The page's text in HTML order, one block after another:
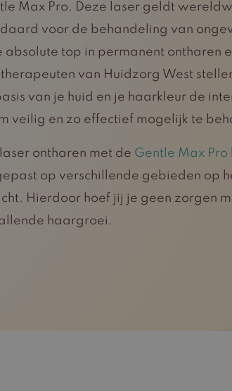
Max Pro. Deze laser geldt
voor de behandeling van
absolute top in permanent ontharen
van Huidzorg West
van je huid en je haarkleur de
veilig en zo effectief mogelijk te
ontharen met de Gentle Max Pro
op verschillende gebieden op
Hierdoor hoef jij je geen zorgen
haargroei.